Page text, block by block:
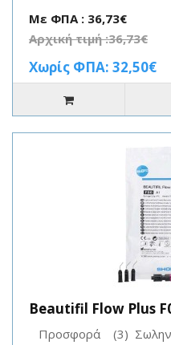
Με ΦΠΑ : 36,73€
Αρχική τιμή :36,73€
Χωρίς ΦΠΑ: 32,50€
Beautifil Flow Plus
Προσφορά (3)